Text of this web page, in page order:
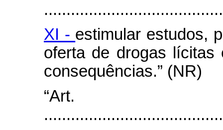
XI - estimular estudos,
oferta de drogas
consequências.” (NR)